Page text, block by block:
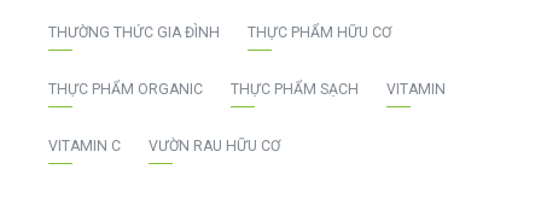
THƯỜNG THỨC GIA ĐÌNH THỰC PHẨM HỮU CƠ
THỰC PHẨM ORGANIC THỰC PHẨM SẠCH VITAMIN
VITAMIN C VƯỜN RAU HỮU CƠ